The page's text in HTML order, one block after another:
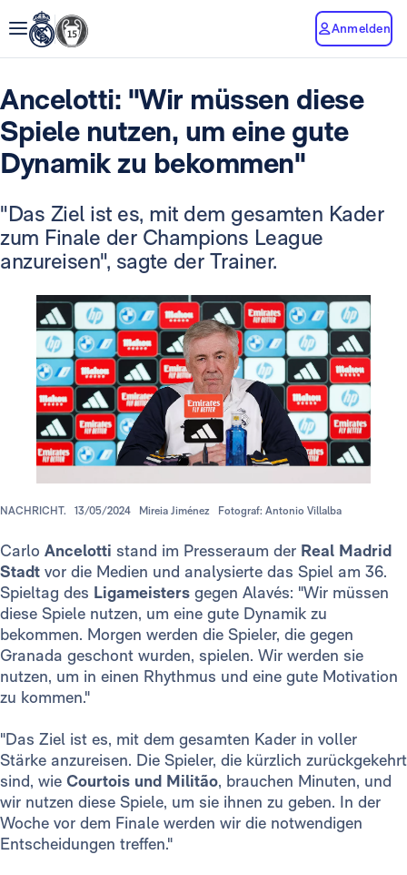
Anmelden
Ancelotti: "Wir müssen diese
Spiele nutzen, um eine gute
Dynamik zu bekommen"
"Das Ziel ist es, mit dem gesamten Kader
zum Finale der Champions League
anzureisen", sagte der Trainer.
NACHRICHT. 13/05/2024 Mireia Jiménez Fotograf: Antonio Villalba
Carlo Ancelotti stand im Presseraum der Real Madrid
Stadt vor die Medien und analysierte das Spiel am 36.
Spieltag des Ligameisters gegen Alavés: "Wir müssen
diese Spiele nutzen, um eine gute Dynamik zu
bekommen. Morgen werden die Spieler, die gegen
Granada geschont wurden, spielen. Wir werden sie
nutzen, um in einen Rhythmus und eine gute Motivation
zu kommen."
"Das Ziel ist es, mit dem gesamten Kader in voller
Stärke anzureisen. Die Spieler, die kürzlich zurückgekehrt
sind, wie Courtois und Militão, brauchen Minuten, und
wir nutzen diese Spiele, um sie ihnen zu geben. In der
Woche vor dem Finale werden wir die notwendigen
Entscheidungen treffen."